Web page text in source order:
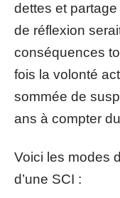
dettes et partage
de réflexion
conséquences
fois la volonté
sommée de
ans à compter
Voici les modes
d’une SCI :